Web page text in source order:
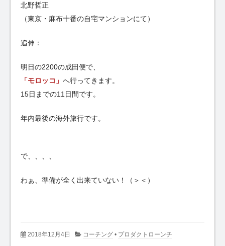
北野哲正
（東京・麻布十番の自宅マンションにて）
追伸：
明日の2200の成田便で、
「モロッコ」 へ行ってきます。
15日までの11日間です。
年内最後の海外旅行です。
で、、、、
わぁ、準備が全く出来ていない！（＞＜）
2018年12月4日 コーチング • プロダクトローンチ